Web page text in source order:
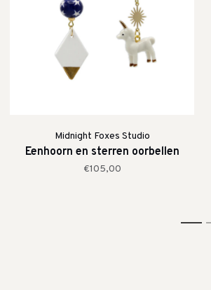
Midnight Foxes Studio
Eenhoorn en sterren oorbellen
€105,00
1